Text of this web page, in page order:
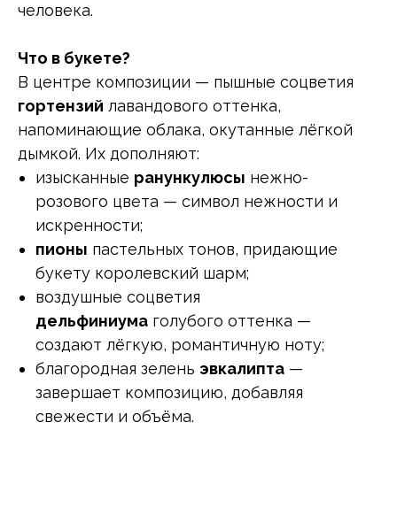
человека.
Что в букете?
В центре композиции — пышные соцветия
гортензий лавандового оттенка,
напоминающие облака, окутанные лёгкой
дымкой. Их дополняют:
изысканные ранункулюсы нежно-
розового цвета — символ нежности и
искренности;
пионы пастельных тонов, придающие
букету королевский шарм;
воздушные соцветия
дельфиниума голубого оттенка —
создают лёгкую, романтичную ноту;
благородная зелень эвкалипта —
завершает композицию, добавляя
свежести и объёма.